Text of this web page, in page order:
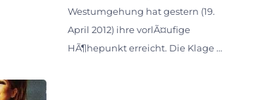
Westumgehung hat gestern (19.
April 2012) ihre vorlÃ¤ufige
HÃ¶hepunkt erreicht. Die Klage …